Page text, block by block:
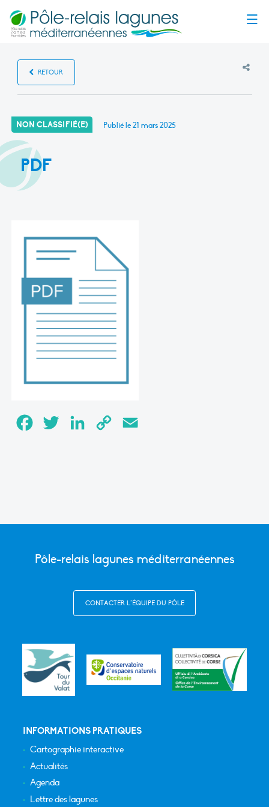
RETOUR
NON CLASSIFIÉ(E) Publié le21 mars 2025
PDF
FacebookTwitter LinkedInCopy
Pôle-relais lagunes méditerranéennes
CONTACTER L’ÉQUIPE DU PÔLE
INFORMATIONS PRATIQUES
Cartographie interactive
Actualités
Agenda
Lettre des lagunes